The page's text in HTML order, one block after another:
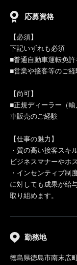
応募資格
【必須】
下記いずれも必須
■普通自動車運転免
■営業や接客等のご経
【尚可】
■正規ディーラー（
車販売のご経験
【仕事の魅力】
・質の高い接客スキ
ビジネスマナーやホ
・インセンティブ制
に対しても成果が給
取り組めます。
勤務地
徳島県徳島市南末広